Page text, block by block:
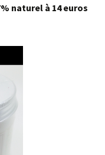
naturel à 14 euros